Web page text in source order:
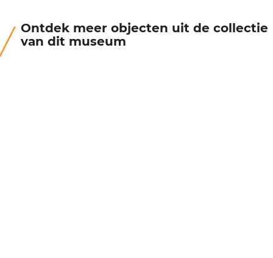
Ontdek meer objecten uit de collectie
van dit museum